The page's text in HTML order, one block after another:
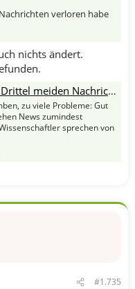
verloren habe
nichts ändert.
meiden Nachrichten
zu viele Probleme: Gut
News zumindest
sprechen von
#1.735